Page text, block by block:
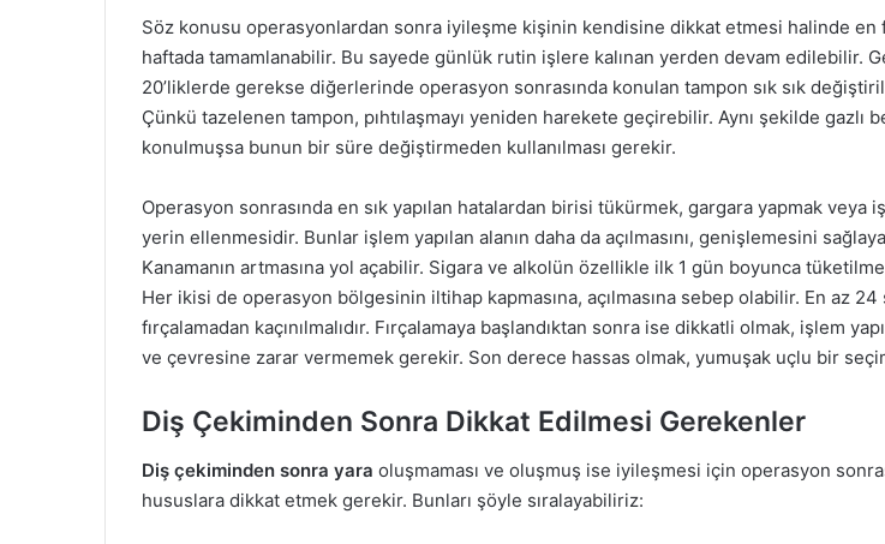
Söz konusu operasyonlardan sonra iyileşme kişinin kendisine dikkat etmesi halinde en
haftada tamamlanabilir. Bu sayede günlük rutin işlere kalınan yerden devam edilebilir.
20’liklerde gerekse diğerlerinde operasyon sonrasında konulan tampon sık sık
Çünkü tazelenen tampon, pıhtılaşmayı yeniden harekete geçirebilir. Aynı şekilde gazlı
konulmuşsa bunun bir süre değiştirmeden kullanılması gerekir.
Operasyon sonrasında en sık yapılan hatalardan birisi tükürmek, gargara yapmak veya
yerin ellenmesidir. Bunlar işlem yapılan alanın daha da açılmasını, genişlemesini
Kanamanın artmasına yol açabilir. Sigara ve alkolün özellikle ilk 1 gün boyunca
Her ikisi de operasyon bölgesinin iltihap kapmasına, açılmasına sebep olabilir. En az 24
fırçalamadan kaçınılmalıdır. Fırçalamaya başlandıktan sonra ise dikkatli olmak, işlem
ve çevresine zarar vermemek gerekir. Son derece hassas olmak, yumuşak uçlu bir seçim
Diş Çekiminden Sonra Dikkat Edilmesi Gerekenler
Diş çekiminden sonra yara oluşmaması ve oluşmuş ise iyileşmesi için operasyon
hususlara dikkat etmek gerekir. Bunları şöyle sıralayabiliriz: